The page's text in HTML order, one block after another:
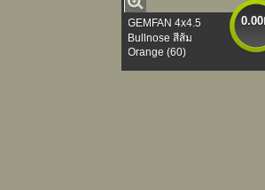
GEMFAN 4x4.5
Bullnose สีส้ม
Orange (60)